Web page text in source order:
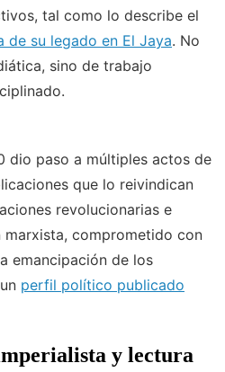
tal como lo describe el
de su legado en El Jaya. No
sino de trabajo
dio paso a múltiples actos de
que lo reivindican
revolucionarias e
comprometido con
emancipación de los
perfil político publicado
y lectura